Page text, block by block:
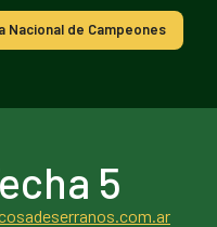
Nacional de Campeones
5